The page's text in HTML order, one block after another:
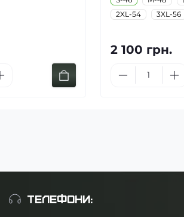
2XL-54
3XL-56
2 100 грн.
ТЕЛЕФОНИ: